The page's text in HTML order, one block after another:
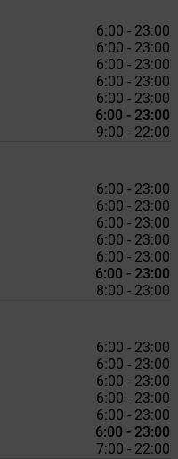
6:00 - 23:00
6:00 - 23:00
6:00 - 23:00
6:00 - 23:00
6:00 - 23:00
6:00 - 23:00
9:00 - 22:00
6:00 - 23:00
6:00 - 23:00
6:00 - 23:00
6:00 - 23:00
6:00 - 23:00
6:00 - 23:00
8:00 - 23:00
6:00 - 23:00
6:00 - 23:00
6:00 - 23:00
6:00 - 23:00
6:00 - 23:00
6:00 - 23:00
7:00 - 22:00